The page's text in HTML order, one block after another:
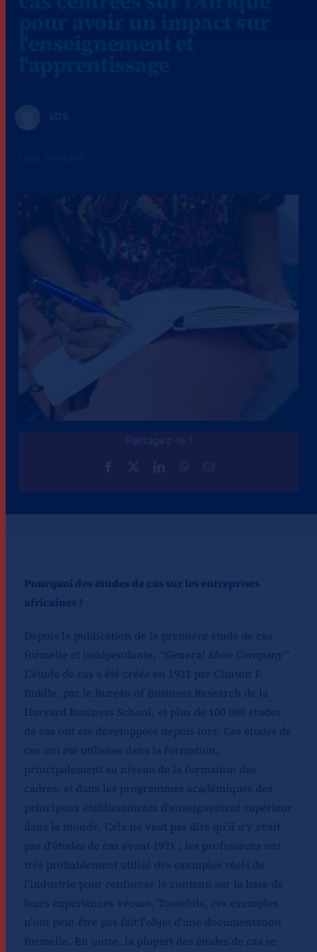
sbs
Partagez-le !
Pourquoi des études de cas sur les entreprises
africaines ?
Depuis la publication de la première étude de cas
formelle et indépendante, “General Shoe Company”
L'étude de cas a été créée en 1921 par Clinton P.
Biddle, par le Bureau of Business Research de la
Harvard Business School, et plus de 100 000 études
de cas ont été développées depuis lors. Ces études de
cas ont été utilisées dans la formation,
principalement au niveau de la formation des
cadres, et dans les programmes académiques des
principaux établissements d'enseignement supérieur
dans le monde. Cela ne veut pas dire qu'il n'y avait
pas d'études de cas avant 1921 ; les professeurs ont
très probablement utilisé des exemples réels de
l'industrie pour renforcer le contenu sur la base de
leurs expériences vécues. Toutefois, ces exemples
n'ont peut-être pas fait l'objet d'une documentation
formelle. En outre, la plupart des études de cas se